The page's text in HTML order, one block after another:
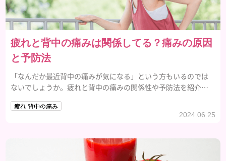
疲れと背中の痛みは関係してる？痛みの原因
と予防法
「なんだか最近背中の痛みが気になる」という方もいるのでは
ないでしょうか。疲れと背中の痛みの関係性や予防法を紹介す
疲れ 背中の痛み
2024.06.25